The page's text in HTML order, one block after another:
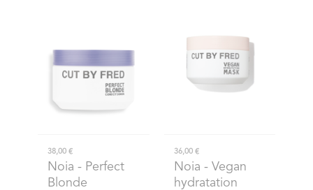
38,00 €
Noia - Perfect
Blonde
36,00 €
Noia - Vegan
hydratation